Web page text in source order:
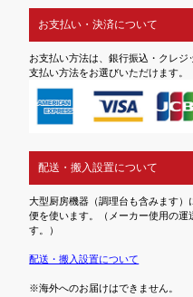
お支払い・決済について
お支払い方法は、銀行振込・クレ
支払い方法をお選びいただけます。
配送・搬入設置について
大型厨房機器（調理台も含みます
便を使います。（メーカー使用の運
す。）
配送・搬入設置について
※海外へのお届けはできません。